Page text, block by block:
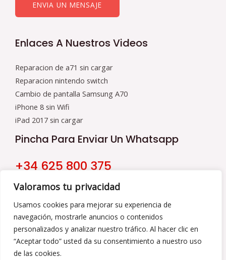
Valoramos tu privacidad
Usamos cookies para mejorar su experiencia de
navegación, mostrarle anuncios o contenidos
personalizados y analizar nuestro tráfico. Al hacer clic en
“Aceptar todo” usted da su consentimiento a nuestro uso
de las cookies.
ENVIA UN MENSAJE
Enlaces A Nuestros Videos
Reparacion de a71 sin cargar
Reparacion nintendo switch
Cambio de pantalla Samsung A70
iPhone 8 sin Wifi
iPad 2017 sin cargar
Pincha Para Enviar Un Whatsapp
+34 625 800 375
Nuestro Horario
De Lunes a Viernes